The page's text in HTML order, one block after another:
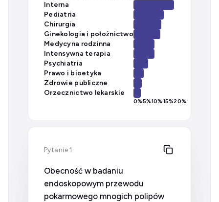
Interna
Pediatria
Chirurgia
Ginekologia i położnictwo
Medycyna rodzinna
Intensywna terapia
Psychiatria
Prawo i bioetyka
Zdrowie publiczne
Orzecznictwo lekarskie
0%5%10%15%20%
Pytanie 1
Obecność w badaniu
endoskopowym przewodu
pokarmowego mnogich polipów